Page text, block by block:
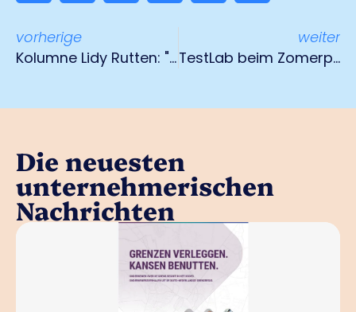
vorherige
Kolumne Lidy Rutten: "Der Kreis schließt sich
weiter
TestLab beim Zomerparkfest
Die neuesten
unternehmerischen
Nachrichten